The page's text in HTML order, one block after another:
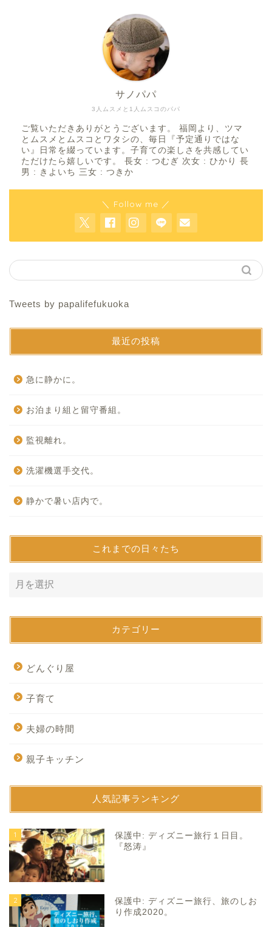
3人ムスメと1人ムスコのパパ
サノパパ
ご覧いただきありがとうございます。 福岡より、ツマ
とムスメとムスコとワタシの、毎日『予定通りではな
い』日常を綴っています。子育ての楽しさを共感してい
ただけたら嬉しいです。 長女 : つむぎ 次女 : ひかり 長
男 : きよいち 三女 : つきか
＼ Follow me ／
Tweets by papalifefukuoka
最近の投稿
急に静かに。
お泊まり組と留守番組。
監視離れ。
洗濯機選手交代。
静かで暑い店内で。
これまでの日々たち
カテゴリー
どんぐり屋
子育て
夫婦の時間
親子キッチン
人気記事ランキング
1
保護中: ディズニー旅行１日目。
『怒涛』
2
保護中: ディズニー旅行、旅のしお
り作成2020。